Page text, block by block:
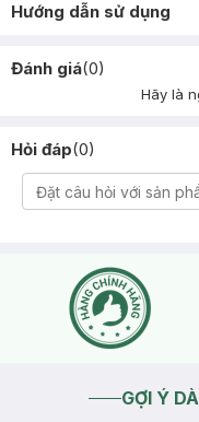
Hướng dẫn sử dụng
Đánh giá(0)
Hãy là
Hỏi đáp(0)
GỢI Ý